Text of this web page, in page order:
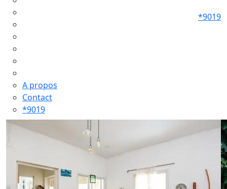
A propos
Contact
*9019
*9019